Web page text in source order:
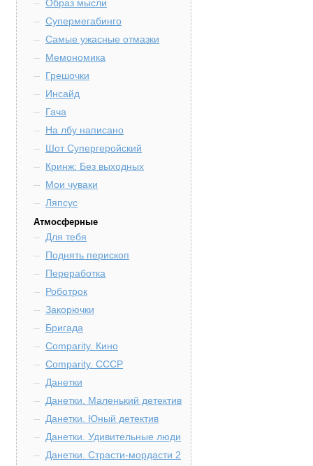
Образ мысли
Супермегабинго
Самые ужасные отмазки
Мемономика
Грешочки
Инсайд
Гача
На лбу написано
Шот Супергеройский
Кринж: Без выходных
Мои чуваки
Ляпсус
Атмосферные
Для тебя
Поднять перископ
Переработка
Роботрок
Закорючки
Бригада
Comparity. Кино
Comparity. СССР
Данетки
Данетки. Маленький детектив
Данетки. Юный детектив
Данетки. Удивительные люди
Данетки. Страсти-мордасти 2